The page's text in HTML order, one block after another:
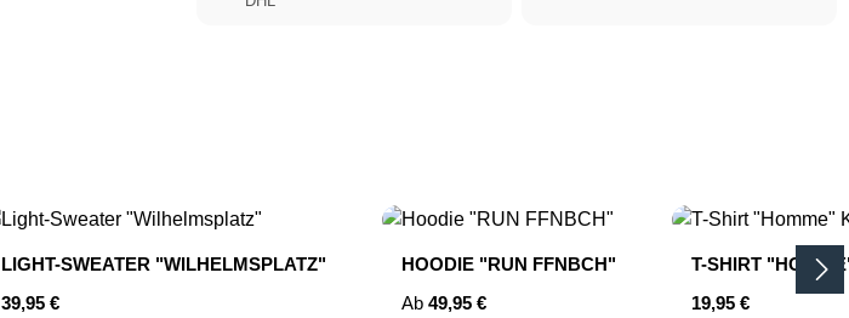
LIGHT-SWEATER "WILHELMSPLATZ"
Regulärer Preis:
39,95 €
HOODIE "RUN FFNBCH"
Regulärer Preis:
Ab 49,95 €
T-SHIRT
Regulärer Preis:
19,95 €